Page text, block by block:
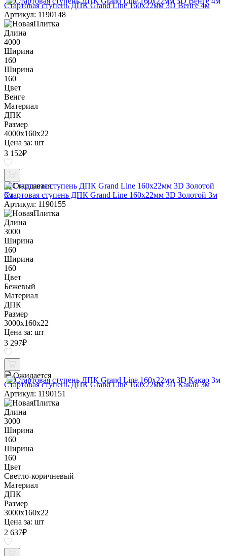
Стартовая ступень ДПК Grand Line 160х22мм 3D Венге 4м
Артикул: 1190148
Длина
4000
Ширина
160
Ширина
160
Цвет
Венге
Материал
ДПК
Размер
4000x160x22
Цена за: шт
3 152₽
Ожидается
Стартовая ступень ДПК Grand Line 160х22мм 3D Золотой 3м
Артикул: 1190155
Длина
3000
Ширина
160
Ширина
160
Цвет
Бежевый
Материал
ДПК
Размер
3000x160x22
Цена за: шт
3 297₽
Ожидается
Стартовая ступень ДПК Grand Line 160х22мм 3D Какао 3м
Артикул: 1190151
Длина
3000
Ширина
160
Ширина
160
Цвет
Светло-коричневый
Материал
ДПК
Размер
3000x160x22
Цена за: шт
2 637₽